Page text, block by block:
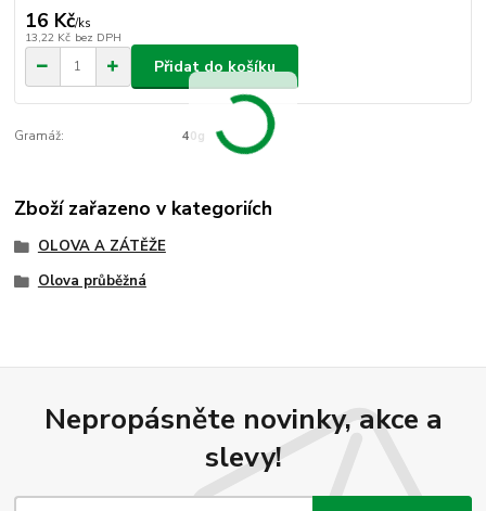
16 Kč/ks
13,22 Kč bez DPH
Přidat do košíku
Gramáž: 40g
Zboží zařazeno v kategoriích
OLOVA A ZÁTĚŽE
Olova průběžná
Nepropásněte novinky, akce a
slevy!